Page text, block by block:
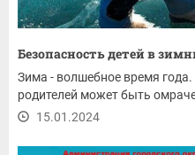
Безопасность детей в
Зима - волшебное время года.
родителей может быть
15.01.2024